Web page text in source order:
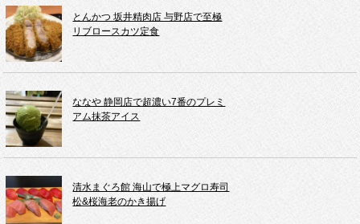
とんかつ 坂井精肉店 与野店で至極
リブロースカツ定食
ななや 静岡店で超濃い7番のプレミ
アム抹茶アイス
清水まぐろ館 海山で極上マグロ寿司
松&桜海老のかき揚げ